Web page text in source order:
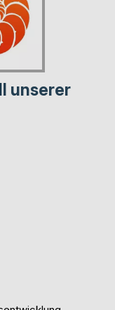
unserer